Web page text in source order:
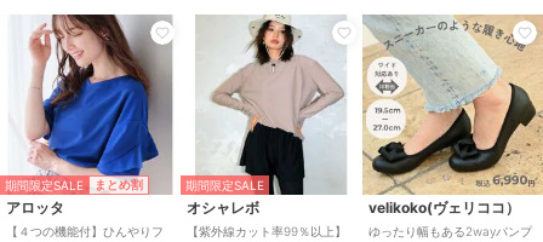
期間限定SALE まとめ割
アロッタ
【４つの機能付】ひんやりフ
期間限定SALE
オシャレボ
【紫外線カット率99％以上】
velikoko(ヴェリココ）
ゆったり幅もある2wayパンプ